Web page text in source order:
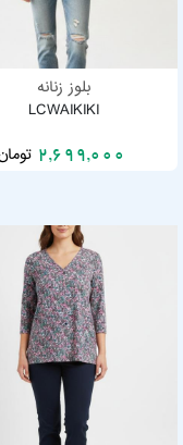
بلوز زنانه
LCWAIKIKI
2,699,000